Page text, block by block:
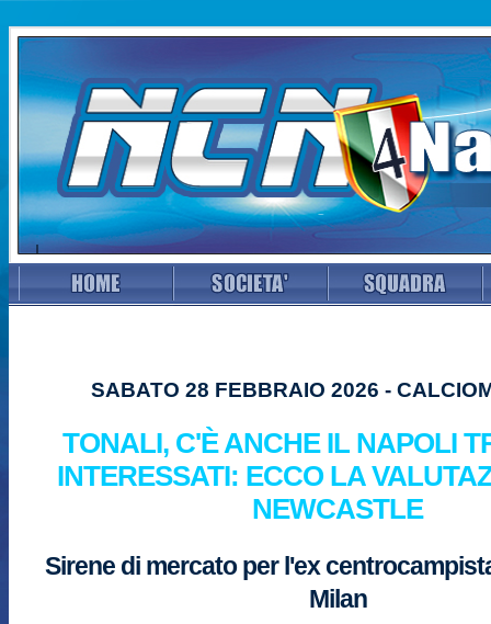
SABATO 28 FEBBRAIO 2026 -
TONALI, C'È ANCHE IL NAPOLI
INTERESSATI: ECCO LA
NEWCASTLE
Sirene di mercato per l'ex
Milan